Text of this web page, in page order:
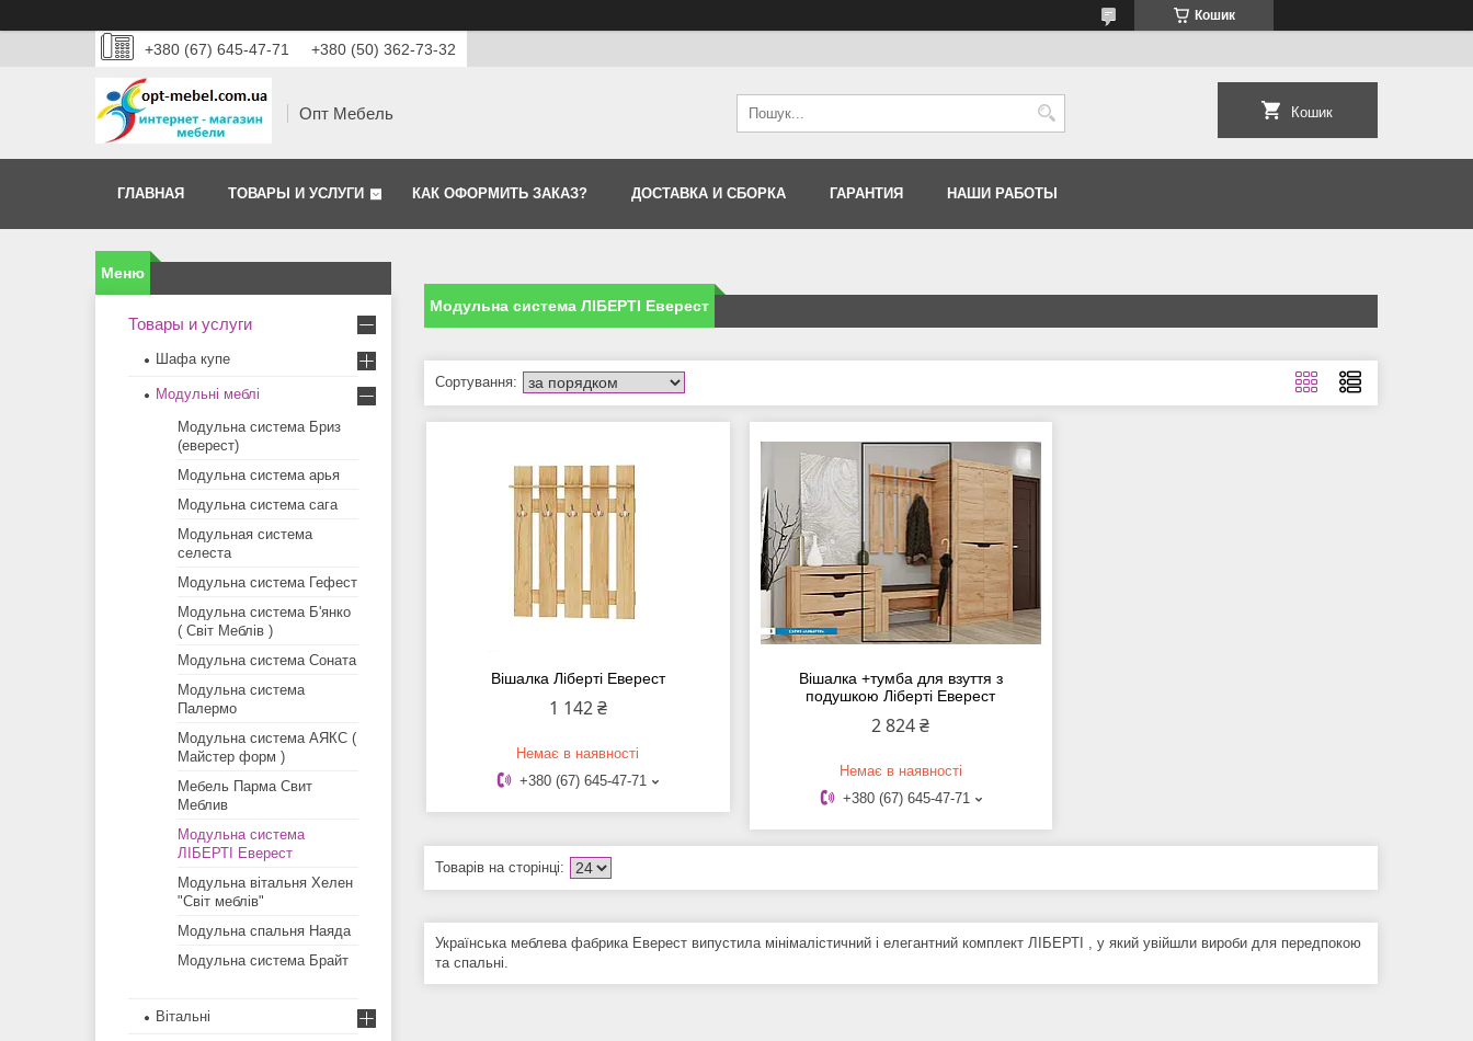
Кошик
+380 (67) 645-47-71 +380 (50) 362-73-32
Опт Мебель Кошик
ГЛАВНАЯ ТОВАРЫ И УСЛУГИ КАК ОФОРМИТЬ ЗАКАЗ? ДОСТАВКА И СБОРКА ГАРАНТИЯ НАШИ РАБОТЫ
Модульна система ЛІБЕРТІ Еверест
Вішалка Ліберті Еверест
1 142 ₴
Немає в наявності
+380 (67) 645-47-71
Вішалка +тумба для взуття з
подушкою Ліберті Еверест
2 824 ₴
Немає в наявності
+380 (67) 645-47-71
Українська меблева фабрика Еверест випустила мінімалістичний і елегантний комплект ЛІБЕРТІ , у який увійшли вироби для передпокою
та спальні.
Товары и услуги
Шафа купе
Модульні меблі
Модульна система Бриз
(еверест)
Модульна система арья
Модульна система сага
Модульная система
селеста
Модульна система Гефест
Модульна система Б'янко
( Світ Меблів )
Модульна система Соната
Модульна система
Палермо
Модульна система АЯКС (
Майстер форм )
Мебель Парма Свит
Меблив
Модульна система
ЛІБЕРТІ Еверест
Модульна вiтальня Хелен
"Світ меблів"
Модульна спальня Наяда
Модульна система Брайт
Вітальні